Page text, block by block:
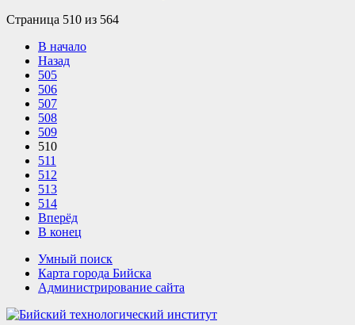
Страница 510 из 564
В начало
Назад
505
506
507
508
509
510
511
512
513
514
Вперёд
В конец
Умный поиск
Карта города Бийска
Администрирование сайта